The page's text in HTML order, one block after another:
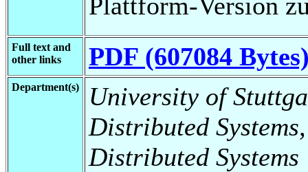
Full text and
other links
PDF (607084
Department(s)
University of
Distributed
Distributed Systems